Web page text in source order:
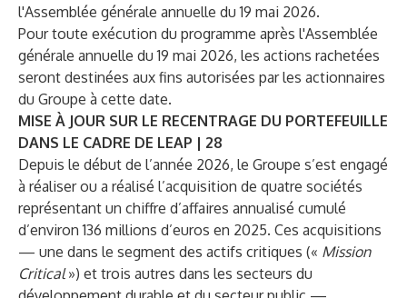
l'Assemblée générale annuelle du 19 mai 2026.
Pour toute exécution du programme après l'Assemblée
générale annuelle du 19 mai 2026, les actions rachetées
seront destinées aux fins autorisées par les actionnaires
du Groupe à cette date.
MISE À JOUR SUR LE RECENTRAGE DU PORTEFEUILLE
DANS LE CADRE DE LEAP | 28
Depuis le début de l’année 2026, le Groupe s’est engagé
à réaliser ou a réalisé l’acquisition de quatre sociétés
représentant un chiffre d’affaires annualisé cumulé
d’environ 136 millions d’euros en 2025. Ces acquisitions
— une dans le segment des actifs critiques (« Mission
Critical») et trois autres dans les secteurs du